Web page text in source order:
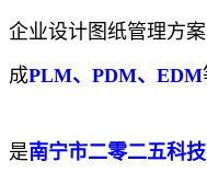
企业设计图纸管理方
成PLM、PDM、EDM
是南宁市二零二五科